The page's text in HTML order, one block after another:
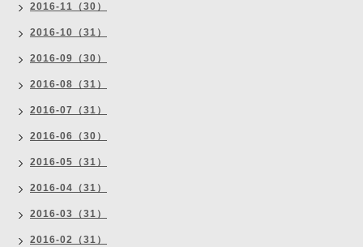
2016-11（30）
2016-10（31）
2016-09（30）
2016-08（31）
2016-07（31）
2016-06（30）
2016-05（31）
2016-04（31）
2016-03（31）
2016-02（31）